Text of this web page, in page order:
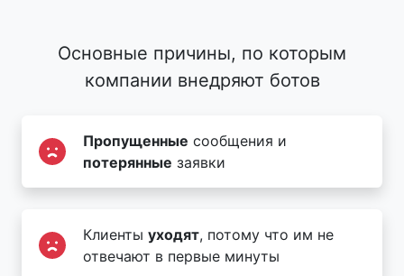
Основные причины, по которым
компании внедряют ботов
Пропущенные сообщения и
потерянные заявки
Клиенты уходят, потому что им не
отвечают в первые минуты